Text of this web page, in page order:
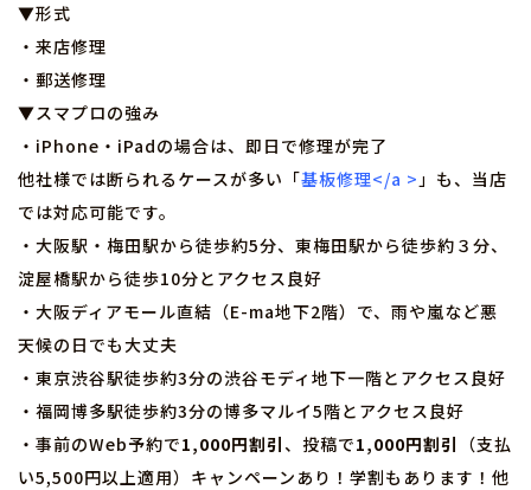
▼形式
・来店修理
・郵送修理
▼スマプロの強み
・iPhone・iPadの場合は、即日で修理が完了
他社様では断られるケースが多い「基板修理</a >」も、当店
では対応可能です。
・大阪駅・梅田駅から徒歩約5分、東梅田駅から徒歩約３分、
淀屋橋駅から徒歩10分とアクセス良好
・大阪ディアモール直結（E-ma地下2階）で、雨や嵐など悪
天候の日でも大丈夫
・東京渋谷駅徒歩約3分の渋谷モディ地下一階とアクセス良好
・福岡博多駅徒歩約3分の博多マルイ5階とアクセス良好
・事前のWeb予約で1,000円割引、投稿で1,000円割引 （支払
い5,500円以上適用）キャンペーンあり！学割もあります！他